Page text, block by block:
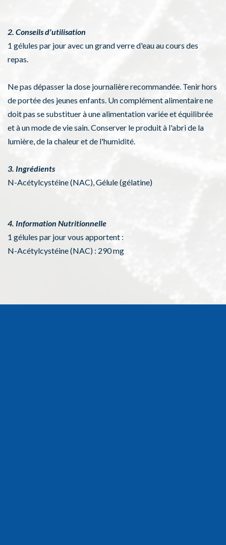
2. Conseils d'utilisation
1 gélules par jour avec un grand verre d'eau au cours des
repas.
Ne pas dépasser la dose journalière recommandée. Tenir hors
de portée des jeunes enfants. Un complément alimentaire ne
doit pas se substituer à une alimentation variée et équilibrée
et à un mode de vie sain. Conserver le produit à l'abri de la
lumière, de la chaleur et de l'humidité.
3. Ingrédients
N-Acétylcystéine (NAC), Gélule (gélatine)
4. Information Nutritionnelle
1 gélules par jour vous apportent :
N-Acétylcystéine (NAC) : 290 mg